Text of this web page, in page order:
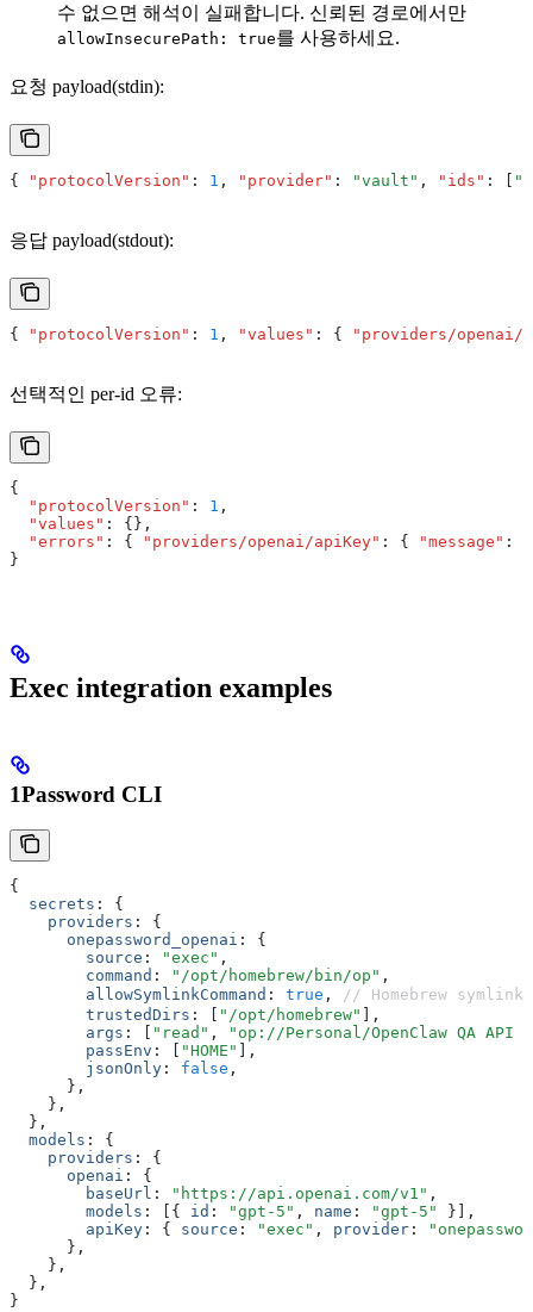
수 없으면 해석이 실패합니다. 신뢰된 경로에서만
allowInsecurePath: true를 사용하세요.
요청 payload(stdin):
{ "protocolVersion" : 1 , "provider" : "vault" , "ids" : [
응답 payload(stdout):
{ "protocolVersion" : 1 , "values" : { "providers/openai/
선택적인 per-id 오류:
{
  "protocolVersion"
: 1 ,
  "values"
: {} ,
  "errors"
: { "providers/openai/apiKey" : { "message" :
}
Exec integration examples
1Password CLI
{
  secrets
:
{
    providers
:
{
      onepassword_openai
:
{
        source
: "exec" ,
        command
: "/opt/homebrew/bin/op" ,
        allowSymlinkCommand
: true ,
// Homebrew
        trustedDirs
: "/opt/homebrew"
,
        args
: "read" ,
"op://Personal/OpenClaw QA API
        passEnv
: "HOME"
,
        jsonOnly
: false ,
      }
,
    }
,
  }
,
  models
:
{
    providers
:
{
      openai
:
{
        baseUrl
: "https://api.openai.com/v1" ,
        models
: [{ id : "gpt-5" , name : "gpt-5" }]
,
        apiKey
: { source : "exec" , provider :
      }
,
    }
,
  }
,
}